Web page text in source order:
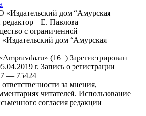
дом “Амурская
– Е. Павлова
с ограниченной
«Издательский дом “Амурская
(16+) Зарегистрирован
г. Запись о регистрации
— 75424
за мнения,
читателей. Использование
согласия редакции